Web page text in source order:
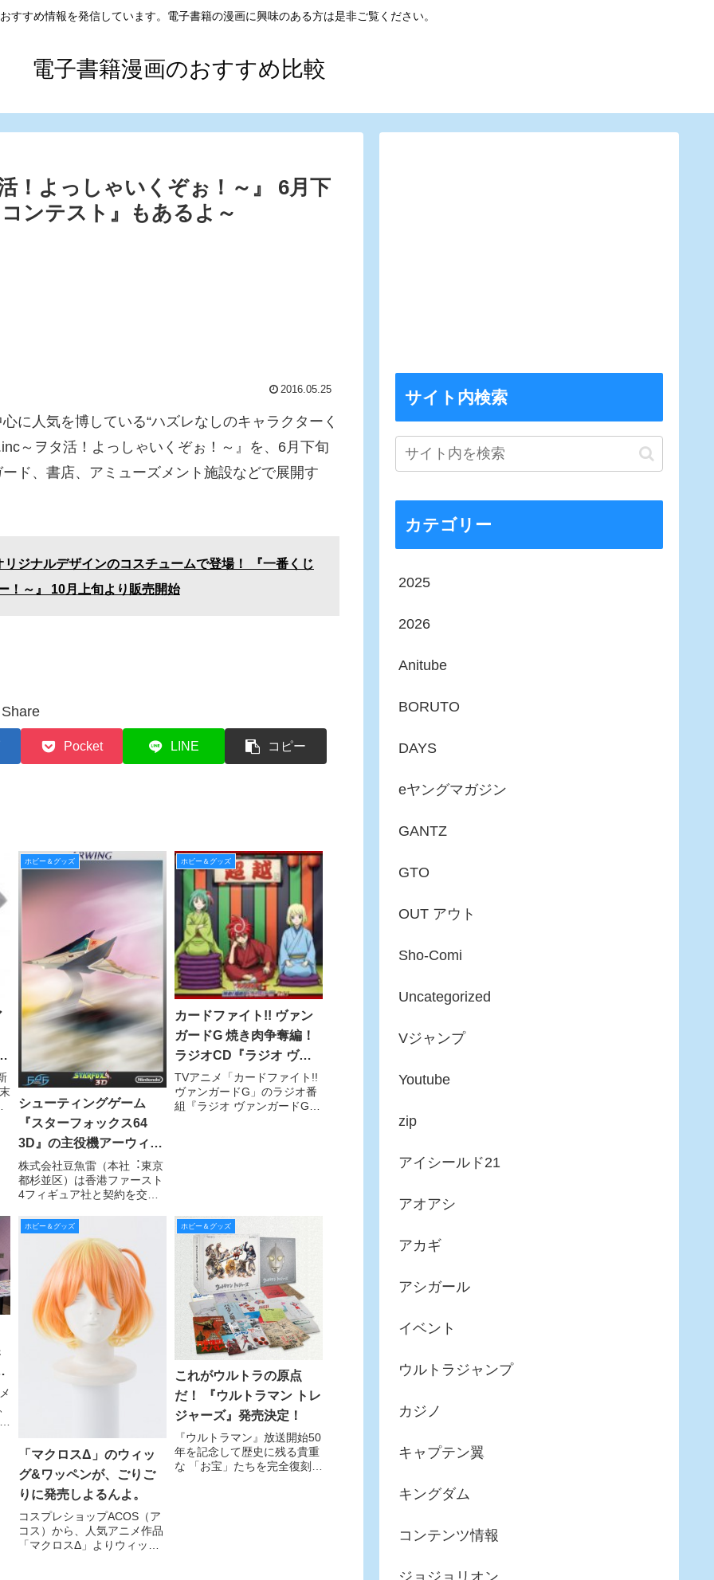
すすめ情報を発信しています。電子書籍の漫画に興味のある方は是非ご覧ください。
電子書籍漫画のおすすめ比較
！よっしゃいくぞぉ！～』 6月下
ンテスト』もあるよ～
2016.05.25
に人気を博している“ハズレなしのキャラクターく
～ヲタ活！よっしゃいくぞぉ！～』を、6月下旬
ド、書店、アミューズメント施設などで展開す
ジナルデザインのコスチュームで登場！ 『一番くじ
！～』 10月上旬より販売開始
Share
Pocket LINE コピー
ホビー＆グッズ
シューティングゲーム
『スターフォックス64
3D』の主役機アーウィン
が全長約48センチでスタ
チュー化︕
株式会社豆魚雷（本社︓東京
都杉並区）は香港ファースト
4フィギュア社と契約を交わ
社が企画・制作・発売する
「スターフォックス64 3D/ ア
ーウィンスタチュー」の国内
における正規輸入販売をする
ことが決定した。
ホビー＆グッズ
カードファイト!! ヴァン
ガードG 焼き肉争奪編！
ラジオCD『ラジオ ヴァ
ンガードG 挑め！掴め！
トライスリー!!!』Vol.1発
売
TVアニメ「カードファイト!!
ヴァンガードG」のラジオ番
組『ラジオ ヴァンガードG
ホビー＆グッズ
「マクロスΔ」のウィッ
グ&ワッペンが、ごりご
りに発売しよるんよ。
コスプレショップACOS（ア
コス）から、人気アニメ作品
「マクロスΔ」よりウィッグ&
ホビー＆グッズ
これがウルトラの原点
だ！ 『ウルトラマン トレ
ジャーズ』発売決定！
『ウルトラマン』放送開始50
年を記念して歴史に残る貴重
な 「お宝」たちを完全復刻し
サイト内検索
カテゴリー
2025
2026
Anitube
BORUTO
DAYS
eヤングマガジン
GANTZ
GTO
OUT アウト
Sho-Comi
Uncategorized
Vジャンプ
Youtube
zip
アイシールド21
アオアシ
アカギ
アシガール
イベント
ウルトラジャンプ
カジノ
キャプテン翼
キングダム
コンテンツ情報